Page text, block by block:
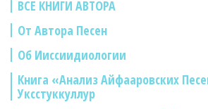
ВСЕ КНИГИ АВТОРА
От Автора Песен
Об Ииссиидиологии
Книга «Анализ Айфааровских
Уксстуккуллур